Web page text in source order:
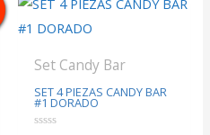
Set Candy Bar
SET 4 PIEZAS CANDY BAR
#1 DORADO